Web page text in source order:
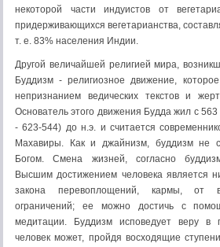
некоторой части индуистов от
придерживающихся вегетарианства,
т. е. 83% населения Индии.
Другой величайшей религией мира,
Буддизм - религиозное движение,
непризнанием ведических текстов и
Основатель этого движения Будда жил с 563
- 623-544) до н.э. и считается
Махавиры. Как и джайнизм, буддизм не
Богом. Смена жизней, согласно
Высшим достижением человека является
закона перевоплощений, кармы, от
ограничений; ее можно достичь с
медитации. Буддизм исповедует веру в
человек может, пройдя восходящие